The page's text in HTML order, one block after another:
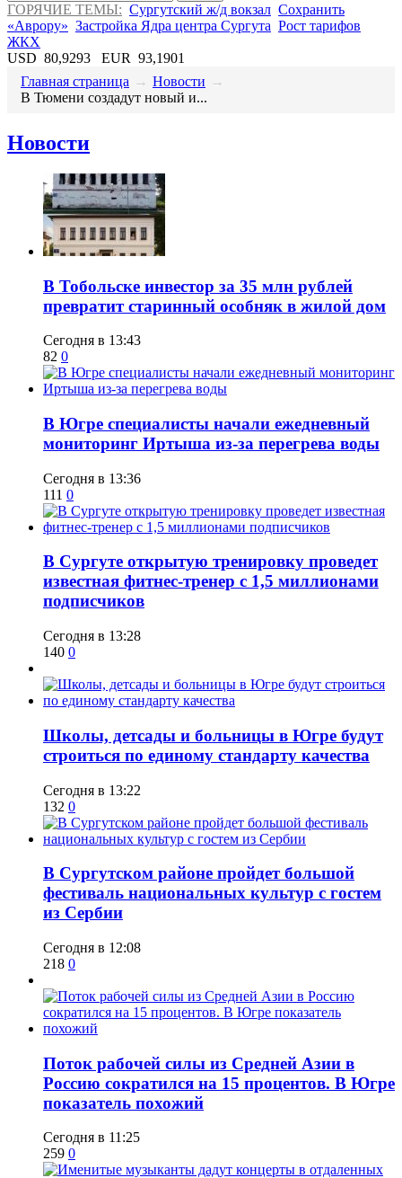
ГОРЯЧИЕ ТЕМЫ: Сургутский ж/д вокзал Сохранить
«Аврору» Застройка Ядра центра Сургута Рост тарифов
ЖКХ
USD 80,9293 EUR 93,1901
Главная страница → Новости →
​В Тюмени создадут новый и...
Новости
В Тобольске инвестор за 35 млн рублей
превратит старинный особняк в жилой дом
Сегодня в 13:43
82 0
В Югре специалисты начали ежедневный
мониторинг Иртыша из-за перегрева воды
Сегодня в 13:36
111 0
В Сургуте открытую тренировку проведет
известная фитнес-тренер с 1,5 миллионами
подписчиков
Сегодня в 13:28
140 0
Школы, детсады и больницы в Югре будут
строиться по единому стандарту качества
Сегодня в 13:22
132 0
В Сургутском районе пройдет большой
фестиваль национальных культур с гостем
из Сербии
Сегодня в 12:08
218 0
Поток рабочей силы из Средней Азии в
Россию сократился на 15 процентов. В Югре
показатель похожий
Сегодня в 11:25
259 0